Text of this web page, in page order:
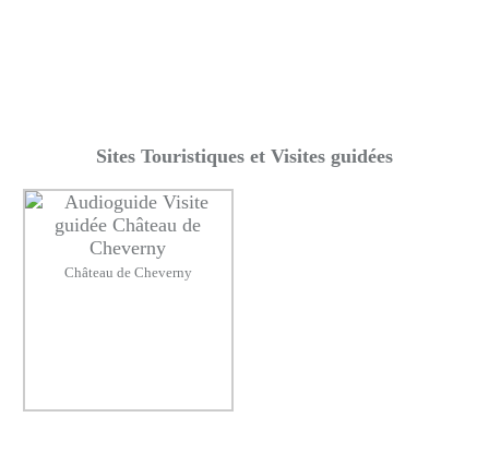
Sites Touristiques et Visites guidées
Château de Cheverny